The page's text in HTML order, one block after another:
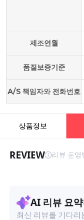
제조연월
품질보증기준
A/S 책임자와 전화번호
상품정보